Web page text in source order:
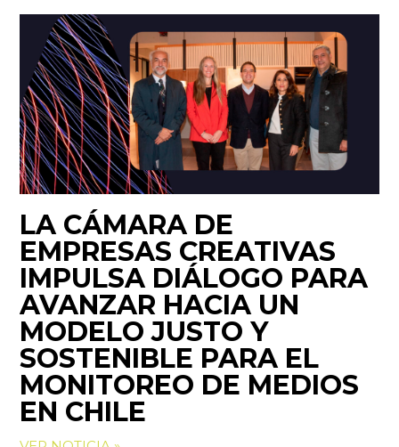
LA CÁMARA DE
EMPRESAS CREATIVAS
IMPULSA DIÁLOGO PARA
AVANZAR HACIA UN
MODELO JUSTO Y
SOSTENIBLE PARA EL
MONITOREO DE MEDIOS
EN CHILE